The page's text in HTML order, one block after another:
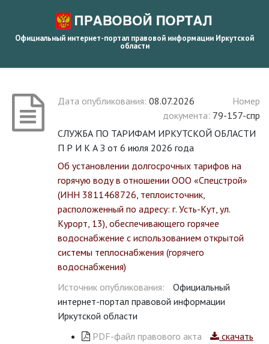
Официальный интернет-портал правовой информации Иркутской
области
Дата опубликования: 08.07.2026
Номер
документа: 79-157-спр
СЛУЖБА ПО ТАРИФАМ ИРКУТСКОЙ ОБЛАСТИ
П Р И К А З от 6 июля 2026 года
Об установлении долгосрочных тарифов на
горячую воду в отношении ООО «Спецстрой»
(ИНН 3811468726, теплоисточник,
расположенный по адресу: г. Усть-Кут, ул.
Курорт, 13), обеспечивающего горячее
водоснабжение с использованием открытой
системы теплоснабжения (горячего
водоснабжения)
Источник опубликования:
Официальный
интернет-портал правовой информации
Иркутской области
PDF-файл правового акта
скачать